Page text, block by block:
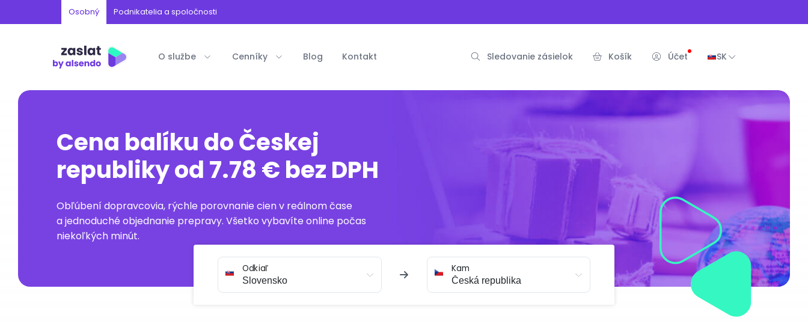
Osobný Podnikatelia a spoločnosti
O službe Cenníky Blog Kontakt Sledovanie zásielok Košík Účet SK
Cena balíku do Českej
republiky od 7.78 € bez DPH
Obľúbení dopravcovia, rýchle porovnanie cien v reálnom čase
a jednoduché objednanie prepravy. Všetko vybavíte online počas
niekoľkých minút.
Odkiaľ Kam